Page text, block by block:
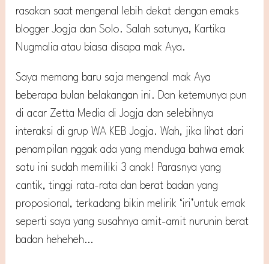
rasakan saat mengenal lebih dekat dengan emaks
blogger Jogja dan Solo. Salah satunya, Kartika
Nugmalia atau biasa disapa mak Aya.
Saya memang baru saja mengenal mak Aya
beberapa bulan belakangan ini. Dan ketemunya pun
di acar Zetta Media di Jogja dan selebihnya
interaksi di grup WA KEB Jogja. Wah, jika lihat dari
penampilan nggak ada yang menduga bahwa emak
satu ini sudah memiliki 3 anak! Parasnya yang
cantik, tinggi rata-rata dan berat badan yang
proposional, terkadang bikin melirik ‘iri’untuk emak
seperti saya yang susahnya amit-amit nurunin berat
badan heheheh…